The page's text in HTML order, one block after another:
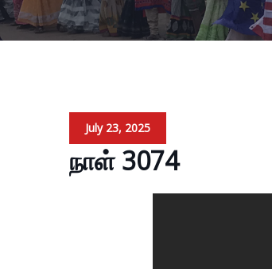
July 23, 2025
நாள் 3074